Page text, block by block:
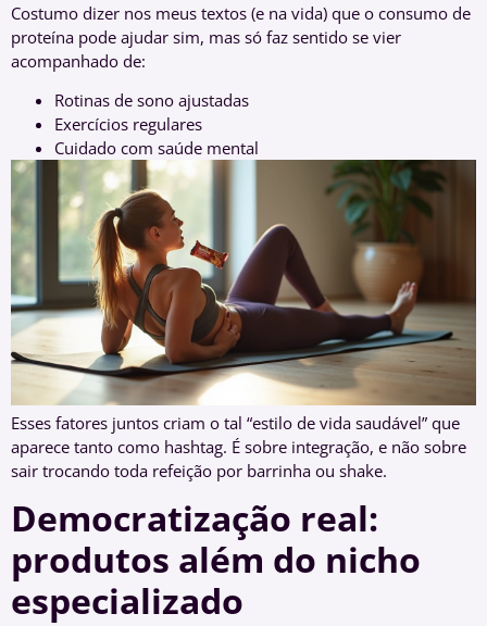
Costumo dizer nos meus textos (e na vida) que o consumo de
proteína pode ajudar sim, mas só faz sentido se vier
acompanhado de:
Rotinas de sono ajustadas
Exercícios regulares
Cuidado com saúde mental
Esses fatores juntos criam o tal “estilo de vida saudável” que
aparece tanto como hashtag. É sobre integração, e não sobre
sair trocando toda refeição por barrinha ou shake.
Democratização real:
produtos além do nicho
especializado